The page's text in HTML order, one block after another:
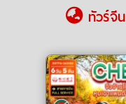
ทัวร์จีน